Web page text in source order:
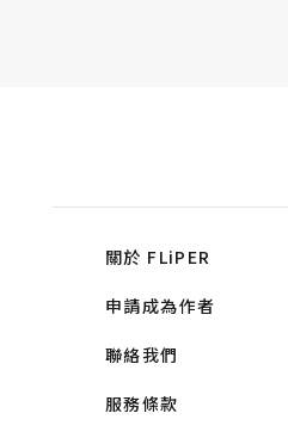
關於 FLiPER
申請成為作者
聯絡我們
服務條款